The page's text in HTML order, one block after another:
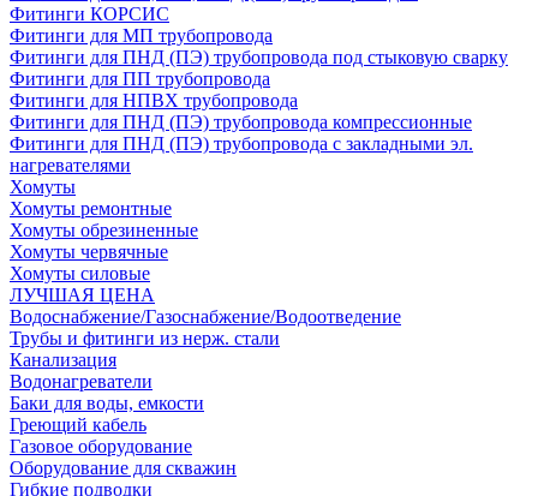
Фитинги КОРСИС
Фитинги для МП трубопровода
Фитинги для ПНД (ПЭ) трубопровода под стыковую сварку
Фитинги для ПП трубопровода
Фитинги для НПВХ трубопровода
Фитинги для ПНД (ПЭ) трубопровода компрессионные
Фитинги для ПНД (ПЭ) трубопровода с закладными эл.
нагревателями
Хомуты
Хомуты ремонтные
Хомуты обрезиненные
Хомуты червячные
Хомуты силовые
ЛУЧШАЯ ЦЕНА
Водоснабжение/Газоснабжение/Водоотведение
Трубы и фитинги из нерж. стали
Канализация
Водонагреватели
Баки для воды, емкости
Греющий кабель
Газовое оборудование
Оборудование для скважин
Гибкие подводки